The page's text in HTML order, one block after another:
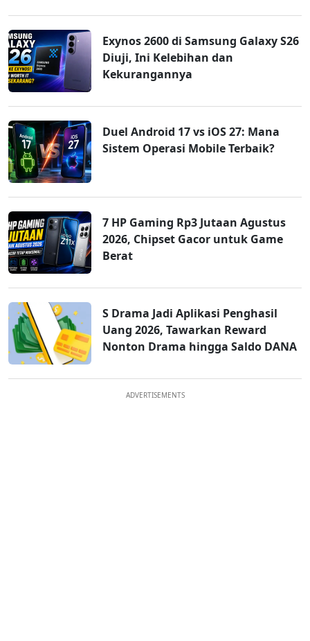
Exynos 2600 di Samsung Galaxy S26
Diuji, Ini Kelebihan dan
Kekurangannya
Duel Android 17 vs iOS 27: Mana
Sistem Operasi Mobile Terbaik?
7 HP Gaming Rp3 Jutaan Agustus
2026, Chipset Gacor untuk Game
Berat
S Drama Jadi Aplikasi Penghasil
Uang 2026, Tawarkan Reward
Nonton Drama hingga Saldo DANA
ADVERTISEMENTS